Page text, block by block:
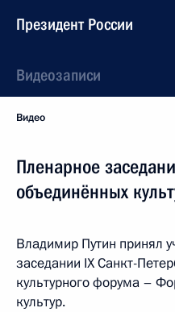
Президент России
Видеозаписи
Видео
Пленарное
объединённых
Владимир Путин принял
заседании IX Санкт-
культурного форума –
культур.